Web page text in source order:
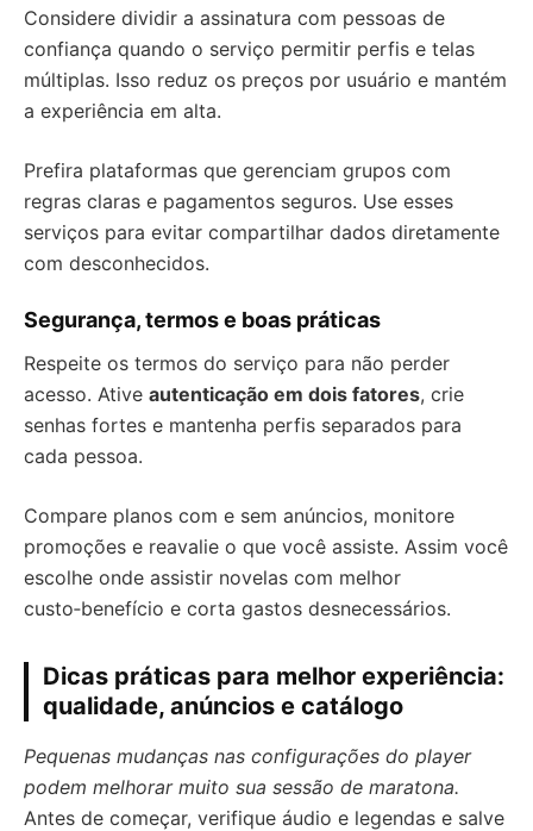
Considere dividir a assinatura com pessoas de
confiança quando o serviço permitir perfis e telas
múltiplas. Isso reduz os preços por usuário e mantém
a experiência em alta.
Prefira plataformas que gerenciam grupos com
regras claras e pagamentos seguros. Use esses
serviços para evitar compartilhar dados diretamente
com desconhecidos.
Segurança, termos e boas práticas
Respeite os termos do serviço para não perder
acesso. Ative autenticação em dois fatores, crie
senhas fortes e mantenha perfis separados para
cada pessoa.
Compare planos com e sem anúncios, monitore
promoções e reavalie o que você assiste. Assim você
escolhe onde assistir novelas com melhor
custo‑benefício e corta gastos desnecessários.
Dicas práticas para melhor experiência:
qualidade, anúncios e catálogo
Pequenas mudanças nas configurações do player
podem melhorar muito sua sessão de maratona.
Antes de começar, verifique áudio e legendas e salve